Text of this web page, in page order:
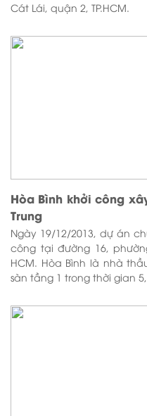
Cát Lái, quận 2, TP.HCM.
Hòa Bình khởi công
Trung
Ngày 19/12/2013, dự án
công tại đường 16,
HCM. Hòa Bình là nhà
sàn tầng 1 trong thời gian